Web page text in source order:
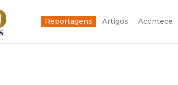
Reportagens Artigos Acontece